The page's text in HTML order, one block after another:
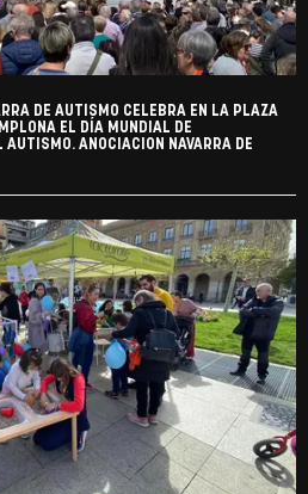
DE AUTISMO CELEBRA EN LA PLAZA
EL DÍA MUNDIAL DE
AUTISMO. ANOCIACION NAVARRA DE